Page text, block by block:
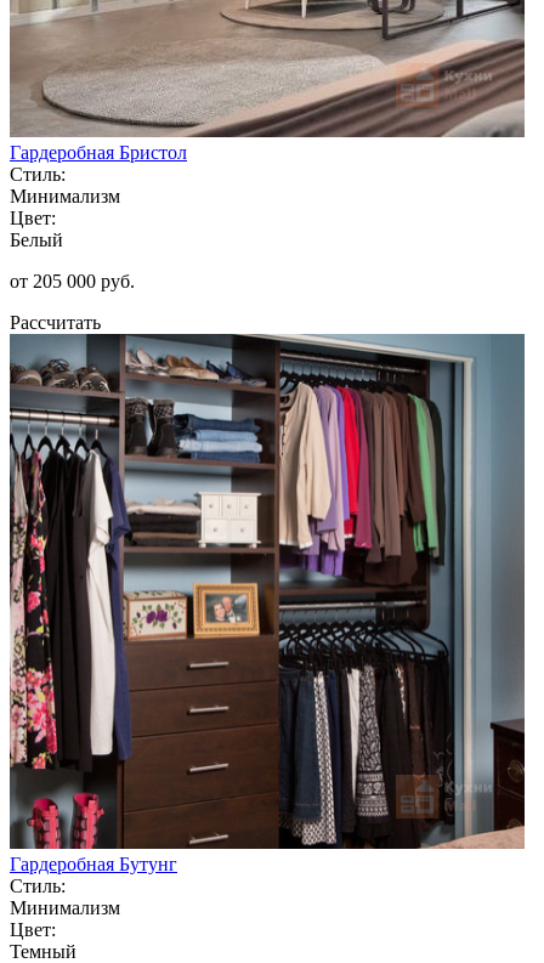
Гардеробная Бристол
Стиль:
Минимализм
Цвет:
Белый
от 205 000 руб.
Рассчитать
Гардеробная Бутунг
Стиль:
Минимализм
Цвет:
Темный